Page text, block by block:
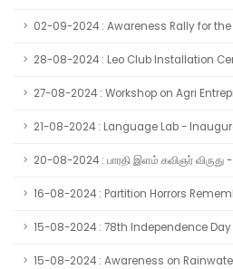
02-09-2024 : Awareness Rally for
28-08-2024 : Leo Club Installation
27-08-2024 : Workshop on Agri
21-08-2024 : Language Lab -
20-08-2024 : பாரதி இளம் கவிஞர் விருது
16-08-2024 : Partition Horrors
15-08-2024 : 78th Independence
15-08-2024 : Awareness on